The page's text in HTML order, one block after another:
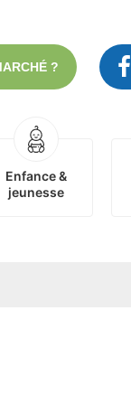
?
Enfance &
jeunesse